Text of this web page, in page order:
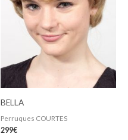
BELLA
Perruques COURTES
299€